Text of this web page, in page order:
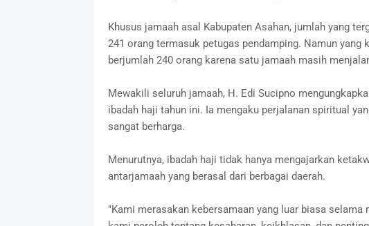
Khusus jamaah asal Kabupaten Asahan, jumlah yang
241 orang termasuk petugas pendamping. Namun yang
berjumlah 240 orang karena satu jamaah masih
Mewakili seluruh jamaah, H. Edi Sucipno
ibadah haji tahun ini. Ia mengaku perjalanan spiritual
sangat berharga.
Menurutnya, ibadah haji tidak hanya mengajarkan
antarjamaah yang berasal dari berbagai daerah.
"Kami merasakan kebersamaan yang luar biasa selama